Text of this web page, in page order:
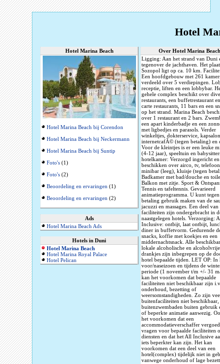
Hotel
Hotel Marina Beach
Hotel Marina Beach bij Corendon
Hotel Marina Beach bij Neckermann
Hotel Marina Beach bij Suntip
Foto's (1)
Foto's (2)
Beoordeling en ervaringen (1)
Beoordeling en ervaringen (2)
Ads
Hotel Marina Beach Ads
Hotels in Duni
Hotel Marina Beach
Hotel Marina Royal Palace
Hotel Pelican
Over Hotel Marina Beach
Ligging: Aan het strand van Duni
tegenover de jachthaven. Het
Sozopol ligt op ca. 10 km.
Een hoofdgebouw met 261
verdeeld over 5 verdiepingen.
receptie, liften en een lobbybar.
gehele complex beschikt over
restaurants, een buffetrestaurant
carte restaurants, 11 bars en een
op het strand. Marina Beach
over 1 restaurant en 2 bars.
een apart kinderbadje en een
met ligbedjes en parasols. Verder
winkeltjes, dokterservice,
internetcafÃ© (tegen betaling) en
Voor de kleintjes is er een leuke
(4-12 jaar), speeltuin en
hotelkamer: Verzorgd ingericht en
beschikken over airco, tv,
minibar (leeg), kluisje (tegen
Badkamer met bad/douche en
Balkon met zitje. Sport &
Tennis en tafeltennis. Gevarieerd
animatieprogramma. U kunt tegen
betaling gebruik maken van de
jacuzzi en massages. Een deel van
faciliteiten zijn ondergebracht in
naastgelegen hotels. Verzorging:
Inclusive: ontbijt, laat ontbijt,
diner in buffetvorm. Gedurende
snacks, koffie met koekjes en een
middernachtsnack. Alle
lokale alcoholische en alcoholvrije
drankjes zijn inbegrepen op de
hotel bepaalde tijden. LET OP: In
voor/naseizoen en tijdens de
periode (1 november t/m +/- 31
kan het voorkomen dat bepaalde
faciliteiten niet beschikbaar zijn
onderhoud, bezetting of
weersomstandigheden. Zo zijn
buitenfaciliteiten niet beschikbaar,
buitenzwembaden buiten gebruik
of beperkte animatie aanwezig.
het voorkomen dat een
accommodatieverschaffer
vragen voor bepaalde faciliteiten
diensten en dat het All Inclusive
iets beperkter kan zijn. Het kan
voorkomen dat een deel van een
hotel(complex) tijdelijk niet in
vanwege onderhoud of lage